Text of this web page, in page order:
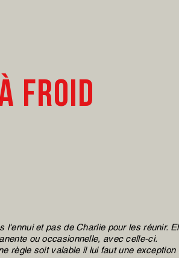
froid
et pas de Charlie pour les réunir.
ou occasionnelle, avec celle-ci.
règle soit valable il lui faut une